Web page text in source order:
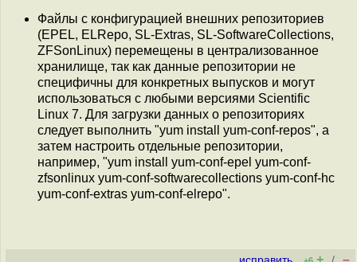
Файлы с конфигурацией внешних репозиториев
(EPEL, ELRepo, SL-Extras, SL-SoftwareCollections,
ZFSonLinux) перемещены в централизованное
хранилище, так как данные репозитории не
специфичны для конкретных выпусков и могут
использоваться с любыми версиями Scientific
Linux 7. Для загрузки данных о репозиториях
следует выполнить "yum install yum-conf-repos", а
затем настроить отдельные репозитории,
например, "yum install yum-conf-epel yum-conf-
zfsonlinux yum-conf-softwarecollections yum-conf-hc
yum-conf-extras yum-conf-elrepo".
+ –